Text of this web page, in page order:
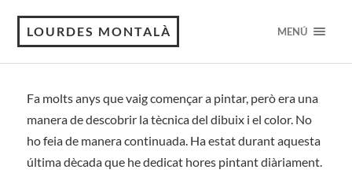
LOURDES MONTALÀ MENÚ
Fa molts anys que vaig començar a pintar, però era una
manera de descobrir la tècnica del dibuix i el color. No
ho feia de manera continuada. Ha estat durant aquesta
última dècada que he dedicat hores pintant diàriament.